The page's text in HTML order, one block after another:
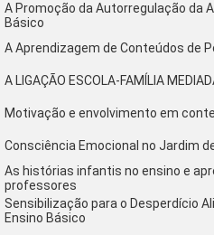
A Promoção da Autorregulação da
Básico
A Aprendizagem de Conteúdos de
A LIGAÇÃO ESCOLA-FAMÍLIA
Motivação e envolvimento em
Consciência Emocional no Jardim
As histórias infantis no ensino e
professores
Sensibilização para o Desperdício
Ensino Básico